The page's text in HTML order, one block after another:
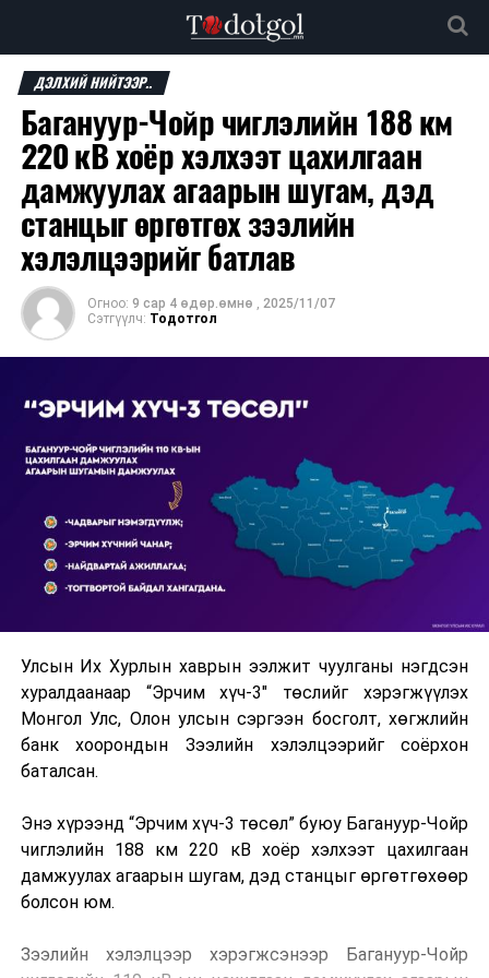
ДЭЛХИЙ НИЙТЭЭР..
Багануур-Чойр чиглэлийн 188 км
220 кВ хоёр хэлхээт цахилгаан
дамжуулах агаарын шугам, дэд
станцыг өргөтгөх зээлийн
хэлэлцээрийг батлав
Огноо: 9 сар 4 өдөр.өмнө , 2025/11/07
Сэтгүүлч: Тодотгол
Улсын Их Хурлын хаврын ээлжит чуулганы нэгдсэн
хуралдаанаар “Эрчим хүч-3" төслийг хэрэгжүүлэх
Монгол Улс, Олон улсын сэргээн босголт, хөгжлийн
банк хоорондын Зээлийн хэлэлцээрийг соёрхон
баталсан.
Энэ хүрээнд “Эрчим хүч-3 төсөл” буюу Багануур-Чойр
чиглэлийн 188 км 220 кВ хоёр хэлхээт цахилгаан
дамжуулах агаарын шугам, дэд станцыг өргөтгөхөөр
болсон юм.
Зээлийн хэлэлцээр хэрэгжсэнээр Багануур-Чойр